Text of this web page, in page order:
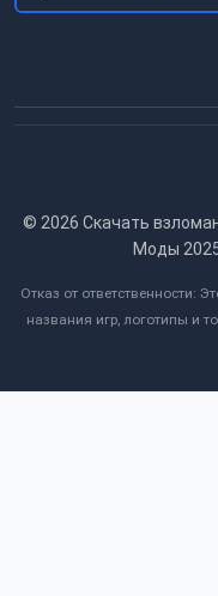
© 2026 Скачать
Моды
Отказ от ответственности:
названия игр, логотипы и